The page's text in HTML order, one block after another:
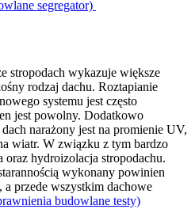
segregator)
stropodach wykazuje większe
rodzaj dachu. Roztapianie
systemu jest często
jest powolny. Dodatkowo
narażony jest na promienie UV,
wiatr. W związku z tym bardzo
oraz hydroizolacja stropodachu.
wykonany powinien
przede wszystkim dachowe
budowlane testy)